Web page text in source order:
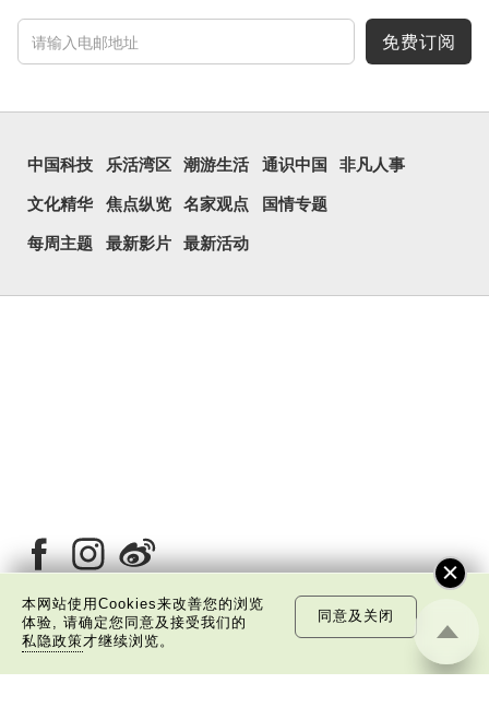
免费订阅
中国科技 乐活湾区 潮游生活 通识中国 非凡人事
文化精华 焦点纵览 名家观点 国情专题
每周主题 最新影片 最新活动
关于我们 版权告示
本网站使用Cookies来改善您的浏览
体验, 请确定您同意及接受我们的
私隐政策才继续浏览。
同意及关闭